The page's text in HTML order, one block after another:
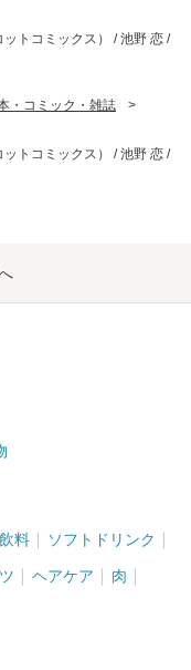
トコミックス） / 池野 恋 /
・コミック・雑誌
>
トコミックス） / 池野 恋 /
料 ソフトドリンク
ヘアケア 肉